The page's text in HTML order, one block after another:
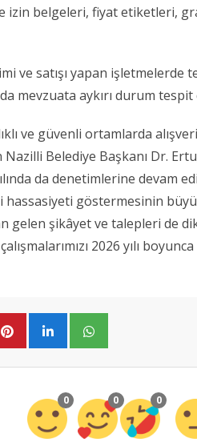
izin belgeleri, fiyat etiketleri,
ve satışı yapan
mevzuata aykırı durum
ve güvenli ortamlarda
Belediye Başkanı Dr.
da denetimlerine devam
göstermesinin
gelen şikâyet ve talepleri de
2026 yılı
0 0 0